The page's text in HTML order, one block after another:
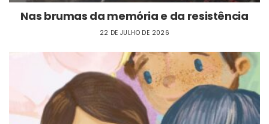
Nas brumas da memória e da resistência
22 DE JULHO DE 2026